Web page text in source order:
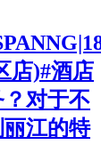
店)#酒店
对于不
江的特